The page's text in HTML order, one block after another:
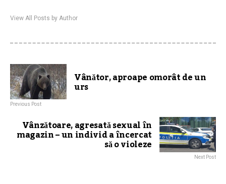
View All Posts by Author
Vânător, aproape omorât de un
urs
Previous Post
Vânzătoare, agresată sexual în
magazin – un individ a încercat
să o violeze
Next Post